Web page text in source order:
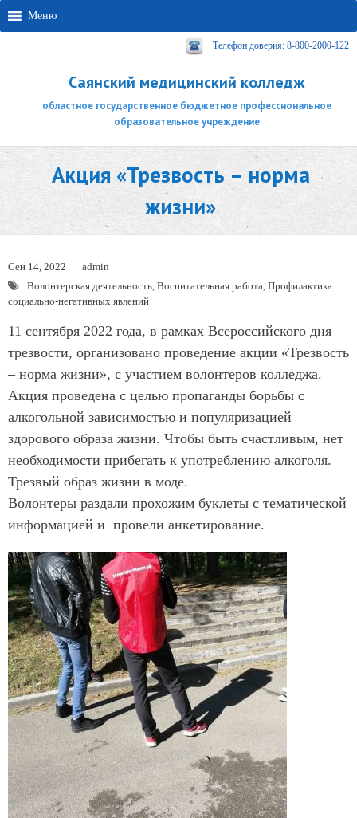
Меню
Телефон доверия: 8-800-2000-122
Саянский медицинский колледж
областное государственное бюджетное профессиональное
образовательное учреждение
Акция «Трезвость – норма
жизни»
Сен 14, 2022
admin
Волонтерская деятельность, Воспитательная работа, Профилактика
социально-негативных явлений
11 сентября 2022 года, в рамках Всероссийского дня
трезвости, организовано проведение акции «Трезвость
– норма жизни», с участием волонтеров колледжа.
Акция проведена с целью пропаганды борьбы с
алкогольной зависимостью и популяризацией
здорового образа жизни. Чтобы быть счастливым, нет
необходимости прибегать к употреблению алкоголя.
Трезвый образ жизни в моде.
Волонтеры раздали прохожим буклеты с тематической
информацией и провели анкетирование.